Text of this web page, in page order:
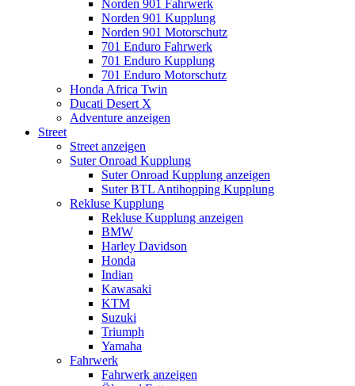
Norden 901 Fahrwerk
Norden 901 Kupplung
Norden 901 Motorschutz
701 Enduro Fahrwerk
701 Enduro Kupplung
701 Enduro Motorschutz
Honda Africa Twin
Ducati Desert X
Adventure anzeigen
Street
Street anzeigen
Suter Onroad Kupplung
Suter Onroad Kupplung anzeigen
Suter BTL Antihopping Kupplung
Rekluse Kupplung
Rekluse Kupplung anzeigen
BMW
Harley Davidson
Honda
Indian
Kawasaki
KTM
Suzuki
Triumph
Yamaha
Fahrwerk
Fahrwerk anzeigen